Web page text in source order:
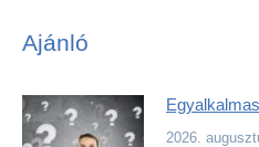
Ajánló
2026.